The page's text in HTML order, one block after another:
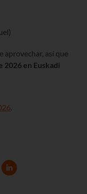
aprovechar, así que
2026 en Euskadi
.